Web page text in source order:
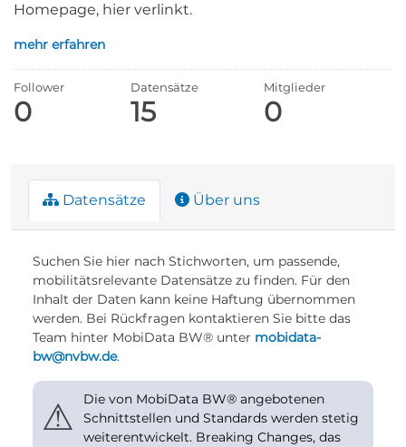
Homepage, hier verlinkt.
mehr erfahren
Follower
0
Datensätze
15
Mitglieder
0
Datensätze Über uns
Suchen Sie hier nach Stichworten, um passende,
mobilitätsrelevante Datensätze zu finden. Für den
Inhalt der Daten kann keine Haftung übernommen
werden. Bei Rückfragen kontaktieren Sie bitte das
Team hinter MobiData BW® unter mobidata-
bw@nvbw.de.
⚠
Die von MobiData BW® angebotenen
Schnittstellen und Standards werden stetig
weiterentwickelt. Breaking Changes, das